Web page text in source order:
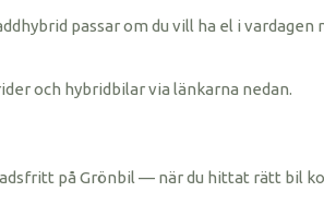
passar om du vill ha el i
och hybridbilar via länkarna nedan.
på Grönbil — när du hittat rätt bil